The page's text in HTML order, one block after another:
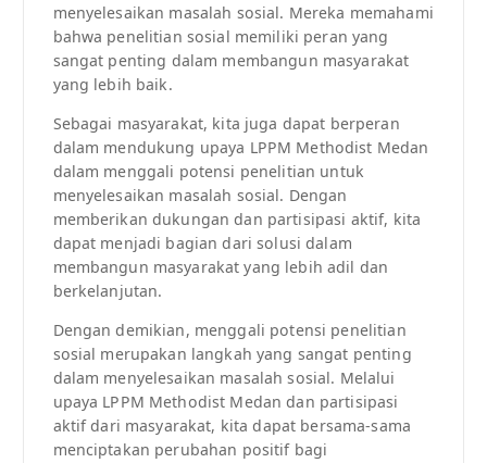
menyelesaikan masalah sosial. Mereka memahami
bahwa penelitian sosial memiliki peran yang
sangat penting dalam membangun masyarakat
yang lebih baik.
Sebagai masyarakat, kita juga dapat berperan
dalam mendukung upaya LPPM Methodist Medan
dalam menggali potensi penelitian untuk
menyelesaikan masalah sosial. Dengan
memberikan dukungan dan partisipasi aktif, kita
dapat menjadi bagian dari solusi dalam
membangun masyarakat yang lebih adil dan
berkelanjutan.
Dengan demikian, menggali potensi penelitian
sosial merupakan langkah yang sangat penting
dalam menyelesaikan masalah sosial. Melalui
upaya LPPM Methodist Medan dan partisipasi
aktif dari masyarakat, kita dapat bersama-sama
menciptakan perubahan positif bagi